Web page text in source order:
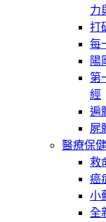
力
打
每
陽
第
經
遍
屍
醫療保健
救
癌
小
全